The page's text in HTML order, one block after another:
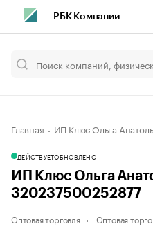
РБК Компании
Главная ИП Клюс Ольга
ДЕЙСТВУЕТОБНОВЛЕНО
ИП Клюс Ольга
320237500252877
Оптовая торговля Оптовая